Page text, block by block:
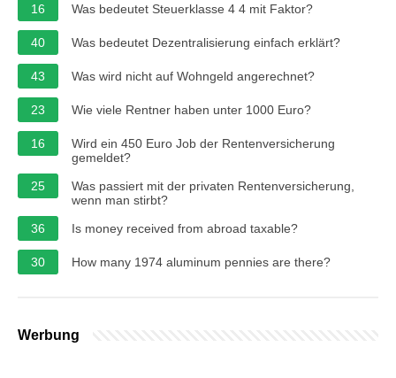
16 Was bedeutet Steuerklasse 4 4 mit Faktor?
40 Was bedeutet Dezentralisierung einfach erklärt?
43 Was wird nicht auf Wohngeld angerechnet?
23 Wie viele Rentner haben unter 1000 Euro?
16
Wird ein 450 Euro Job der Rentenversicherung
gemeldet?
25
Was passiert mit der privaten Rentenversicherung,
wenn man stirbt?
36
Is money received from abroad taxable?
30 How many 1974 aluminum pennies are there?
Werbung